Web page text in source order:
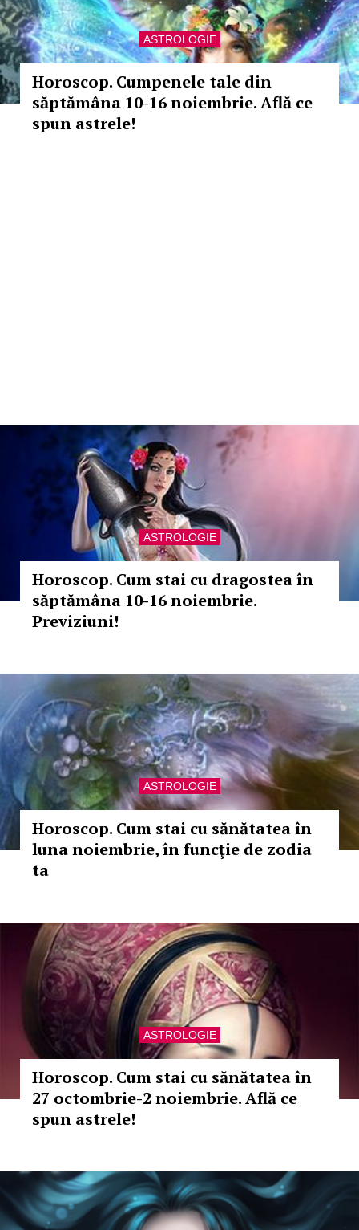
ASTROLOGIE
Horoscop. Cumpenele tale din
săptămâna 10-16 noiembrie. Află ce
spun astrele!
ASTROLOGIE
Horoscop. Cum stai cu dragostea în
săptămâna 10-16 noiembrie.
Previziuni!
ASTROLOGIE
Horoscop. Cum stai cu sănătatea în
luna noiembrie, în funcţie de zodia
ta
ASTROLOGIE
Horoscop. Cum stai cu sănătatea în
27 octombrie-2 noiembrie. Află ce
spun astrele!